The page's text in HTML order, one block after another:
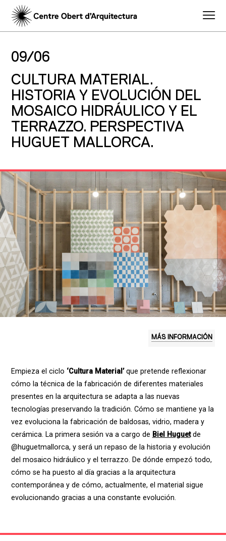
09/06
CULTURA MATERIAL.
HISTORIA Y EVOLUCIÓN DEL
MOSAICO HIDRÁULICO Y EL
TERRAZZO. PERSPECTIVA
HUGUET MALLORCA.
MÁS INFORMACIÓN
Empieza el ciclo ‘Cultura Material’que pretende reflexionar
cómo la técnica de la fabricación de diferentes materiales
presentes en la arquitectura se adapta a las nuevas
tecnologías preservando la tradición. Cómo se mantiene ya la
vez evoluciona la fabricación de baldosas, vidrio, madera y
cerámica. La primera sesión va a cargo de Biel Huguetde
@huguetmallorca, y será un repaso de la historia y evolución
del mosaico hidráulico y el terrazzo. De dónde empezó todo,
cómo se ha puesto al día gracias a la arquitectura
contemporánea y de cómo, actualmente, el material sigue
evolucionando gracias a una constante evolución.